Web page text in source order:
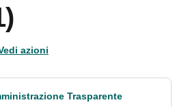
azioni
Trasparente